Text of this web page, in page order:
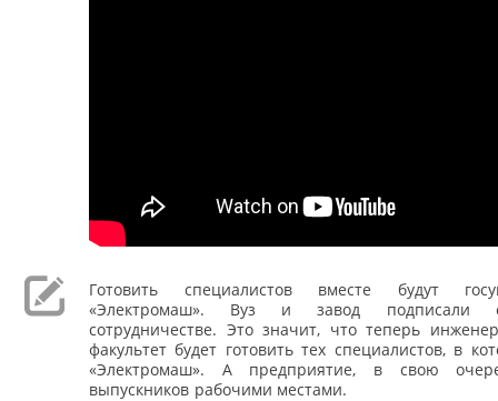
Готовить специалистов вместе будут
«Электромаш». Вуз и завод подписали
сотрудничестве. Это значит, что теперь
факультет будет готовить тех специалистов, в
«Электромаш». А предприятие, в свою
выпускников рабочими местами.